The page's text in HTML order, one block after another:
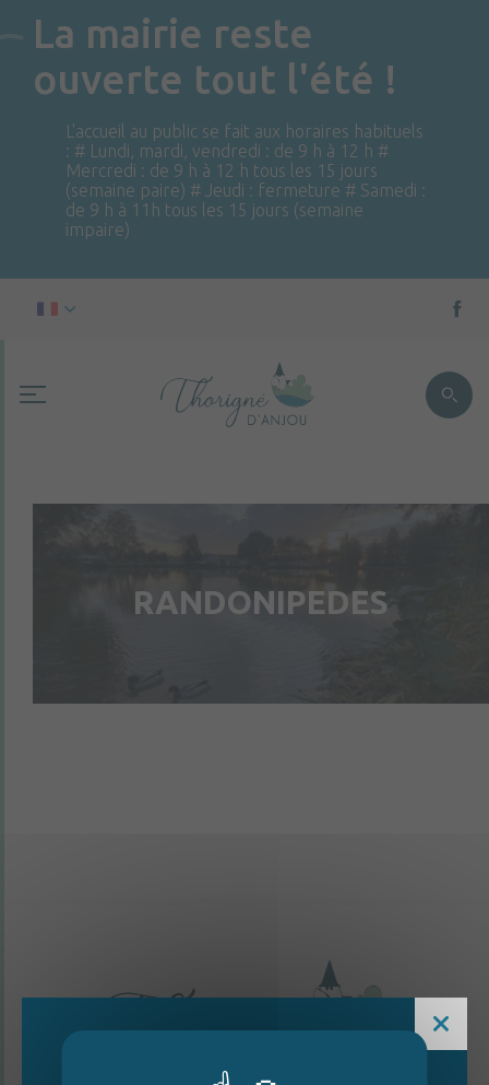
La mairie reste
ouverte tout l'été !
L'accueil au public se fait aux horaires habituels
: # Lundi, mardi, vendredi : de 9 h à 12 h #
Mercredi : de 9 h à 12 h tous les 15 jours
(semaine paire) # Jeudi : fermeture # Samedi :
de 9 h à 11h tous les 15 jours (semaine
impaire)
RANDONIPEDES